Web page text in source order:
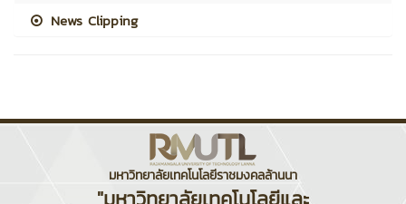
News Clipping
มหาวิทยาลัยเทคโนโลยีราชมงคลล้านนา